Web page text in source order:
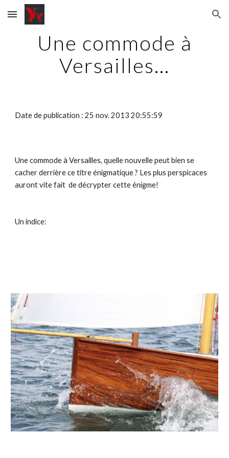
Skip to main content Skip to navigation
Une commode à
Versailles...
Date de publication : 25 nov. 2013 20:55:59
Une commode à Versailles, quelle nouvelle peut bien se
cacher derrière ce titre énigmatique ? Les plus perspicaces
auront vite fait de décrypter cette énigme!
Un indice: